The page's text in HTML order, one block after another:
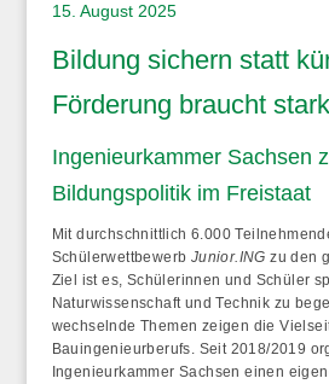
15. August 2025
Bildung sichern statt
Förderung braucht
Ingenieurkammer Sachsen
Bildungspolitik im Freistaat
Mit durchschnittlich 6.000
Schülerwettbewerb Junior.ING zu den
Ziel ist es, Schülerinnen und Schüler
Naturwissenschaft und Technik zu
wechselnde Themen zeigen die
Bauingenieurberufs. Seit 2018/2019
Ingenieurkammer Sachsen einen